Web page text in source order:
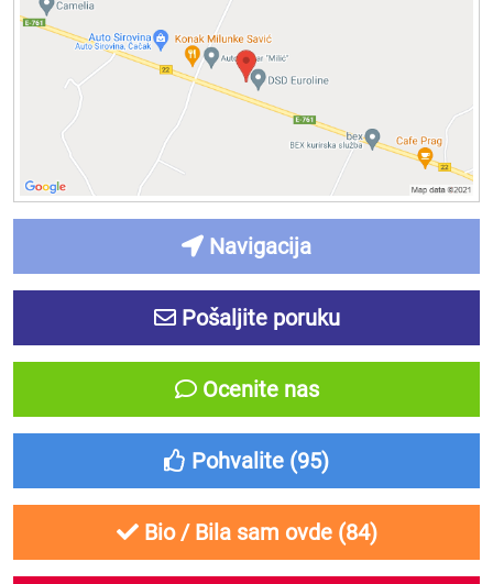
Navigacija
Pošaljite poruku
Ocenite nas
Pohvalite (95)
Bio / Bila sam ovde (84)